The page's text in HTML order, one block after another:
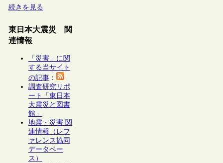
続きを見る
東日本大震災 関
連情報
「災害」に関
する当サイト
の記事：
調査研究リポ
ート「東日本
大震災と図書
館」
地震・災害 関
連情報（レフ
ァレンス協同
データベー
ス）